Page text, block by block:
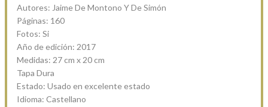
Autores: Jaime De Montono Y De Simón
Páginas: 160
Fotos: Si
Año de edición: 2017
Medidas: 27 cm x 20 cm
Tapa Dura
Estado: Usado en excelente estado
Idioma: Castellano